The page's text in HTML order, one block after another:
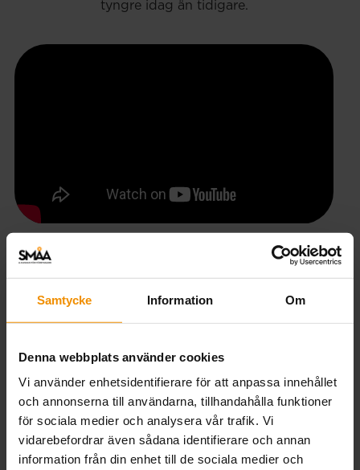
Samtycke Information Om
Denna webbplats använder cookies
Vi använder enhetsidentifierare för att anpassa innehållet
och annonserna till användarna, tillhandahålla funktioner
för sociala medier och analysera vår trafik. Vi
vidarebefordrar även sådana identifierare och annan
information från din enhet till de sociala medier och
tyngre idag än tidigare.
Senapsfabriken i Fränsta
några år sedan tog Kim Hänninen över
stafettpinnen tillsammans med två kompisar. I dag
driver han senapsfabriken i egen regi och
kombinerar den med sitt arbete på den lokala
macken. Målsättningen är dock att kunna arbeta
heltid med senapsfabriken.